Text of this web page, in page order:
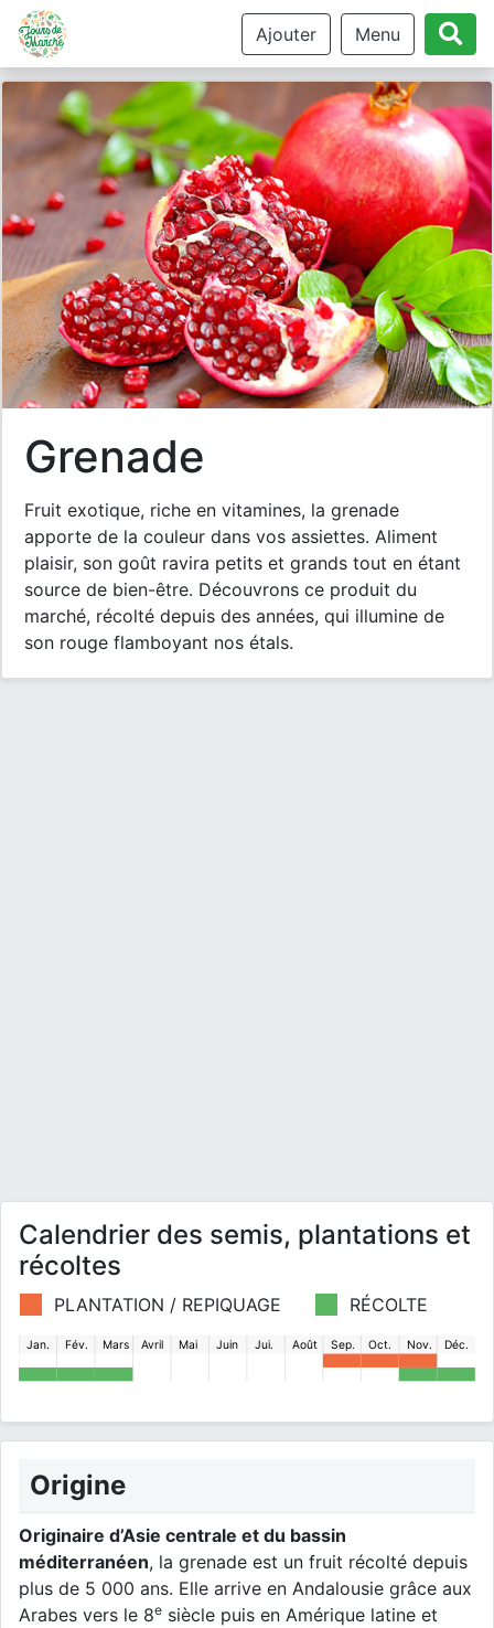
Ajouter Menu
grenade
Fruit exotique, riche en vitamines, la grenade
apporte de la couleur dans vos assiettes. Aliment
plaisir, son goût ravira petits et grands tout en étant
source de bien-être. Découvrons ce produit du
marché, récolté depuis des années, qui illumine de
son rouge flamboyant nos étals.
Calendrier des semis, plantations et
récoltes
PLANTATION / REPIQUAGE RÉCOLTE
Jan. Fév. Mars Avril Mai Juin Jui. Août Sep. Oct. Nov. Déc.
Origine
Originaire d’Asie centrale et du bassin
méditerranéen, la grenade est un fruit récolté depuis
plus de 5 000 ans. Elle arrive en Andalousie grâce aux
Arabes vers le 8e siècle puis en Amérique latine et